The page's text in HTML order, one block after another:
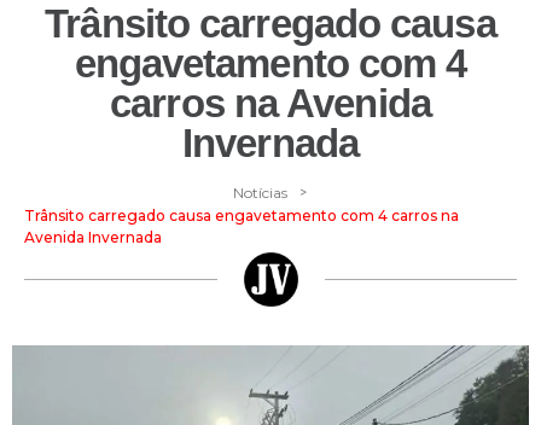
Trânsito carregado causa
engavetamento com 4
carros na Avenida
Invernada
Notícias >
Trânsito carregado causa engavetamento com 4 carros na
Avenida Invernada